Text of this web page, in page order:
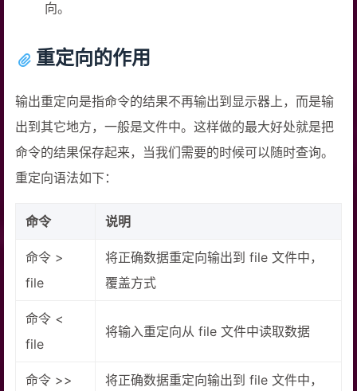
向。
重定向的作用
输出重定向是指命令的结果不再输出到显示器上，而是输
出到其它地方，一般是文件中。这样做的最大好处就是把
命令的结果保存起来，当我们需要的时候可以随时查询。
重定向语法如下：
命令 说明
命令 >
file
将正确数据重定向输出到 file 文件中，
覆盖方式
命令 <
file
将输入重定向从 file 文件中读取数据
命令 >>
将正确数据重定向输出到 file 文件中，